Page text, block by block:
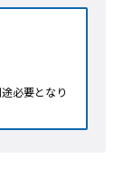
必要となり